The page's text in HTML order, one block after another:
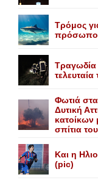
Τρόμος
πρόσωπο
Φωτιά
Δυτική
κατοίκων
σπίτια
Και η
(pic)